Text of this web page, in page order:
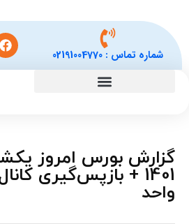
شماره تماس :02191004770
واحد